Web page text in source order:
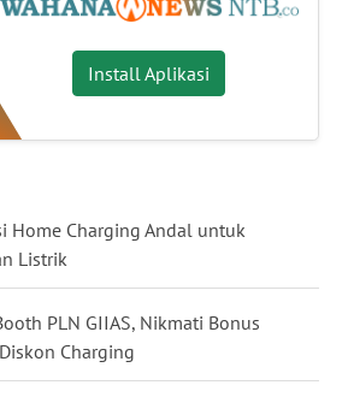
Install Aplikasi
Home Charging Andal untuk
Listrik
PLN GIIAS, Nikmati Bonus
Charging